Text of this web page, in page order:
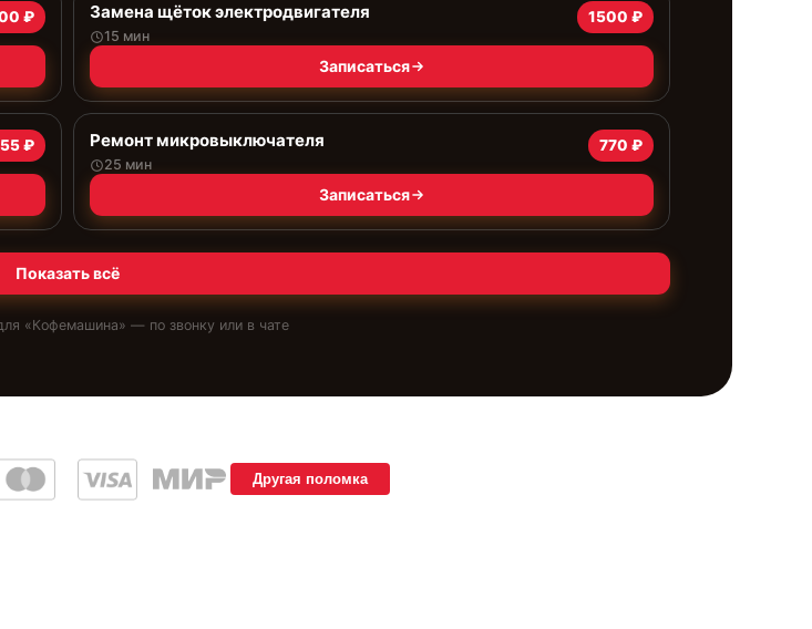
₽ Замена щёток электродвигателя
15 мин
1500 ₽
Записаться
₽ Ремонт микровыключателя
25 мин
770 ₽
Записаться
Показать всё
«Кофемашина» — по звонку или в чате
Другая поломка